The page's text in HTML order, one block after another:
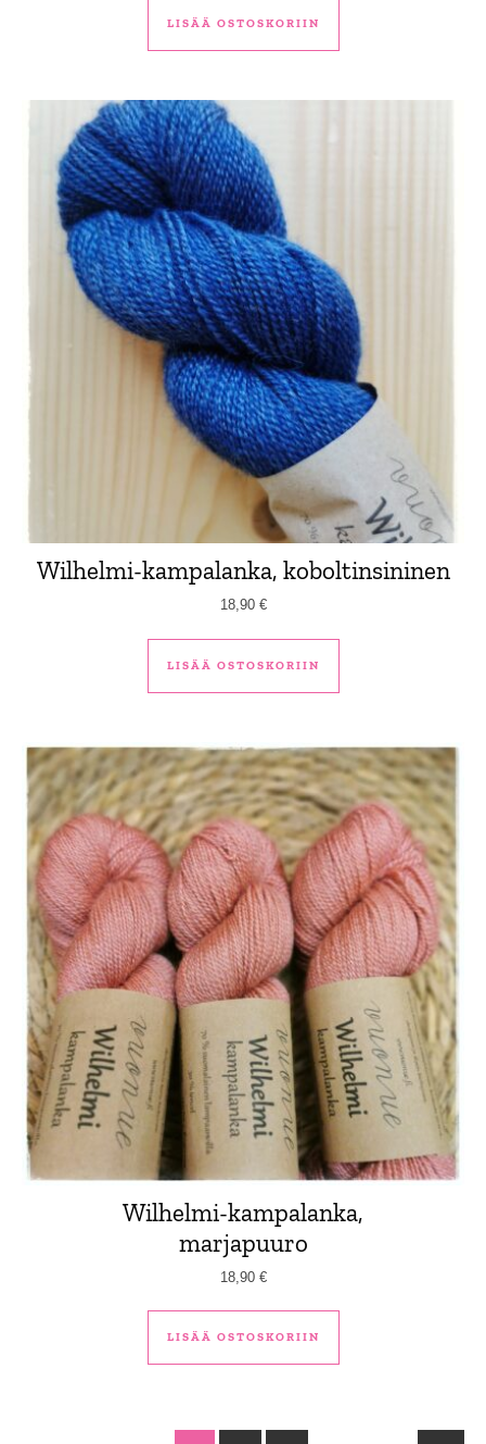
LISÄÄ OSTOSKORIIN
Wilhelmi-kampalanka, koboltinsininen
18,90 €
LISÄÄ OSTOSKORIIN
Wilhelmi-kampalanka,
marjapuuro
18,90 €
LISÄÄ OSTOSKORIIN